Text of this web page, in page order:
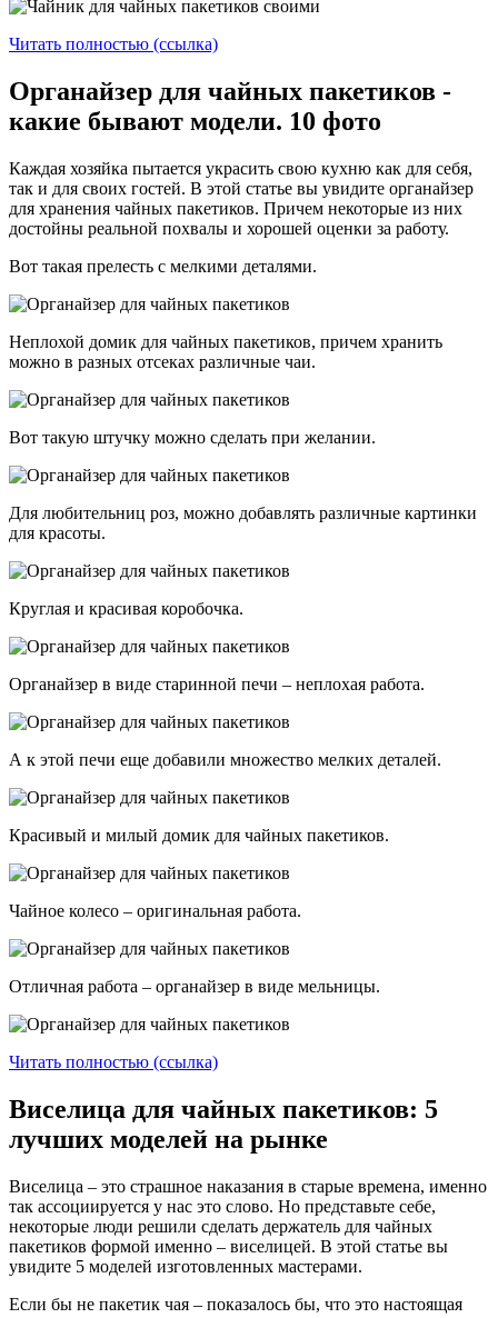
Читать полностью (ссылка)
Органайзер для чайных пакетиков -
какие бывают модели. 10 фото
Каждая хозяйка пытается украсить свою кухню как для себя,
так и для своих гостей. В этой статье вы увидите органайзер
для хранения чайных пакетиков. Причем некоторые из них
достойны реальной похвалы и хорошей оценки за работу.
Вот такая прелесть с мелкими деталями.
Неплохой домик для чайных пакетиков, причем хранить
можно в разных отсеках различные чаи.
Вот такую штучку можно сделать при желании.
Для любительниц роз, можно добавлять различные картинки
для красоты.
Круглая и красивая коробочка.
Органайзер в виде старинной печи – неплохая работа.
А к этой печи еще добавили множество мелких деталей.
Красивый и милый домик для чайных пакетиков.
Чайное колесо – оригинальная работа.
Отличная работа – органайзер в виде мельницы.
Читать полностью (ссылка)
Виселица для чайных пакетиков: 5
лучших моделей на рынке
Виселица – это страшное наказания в старые времена, именно
так ассоциируется у нас это слово. Но представьте себе,
некоторые люди решили сделать держатель для чайных
пакетиков формой именно – виселицей. В этой статье вы
увидите 5 моделей изготовленных мастерами.
Если бы не пакетик чая – показалось бы, что это настоящая